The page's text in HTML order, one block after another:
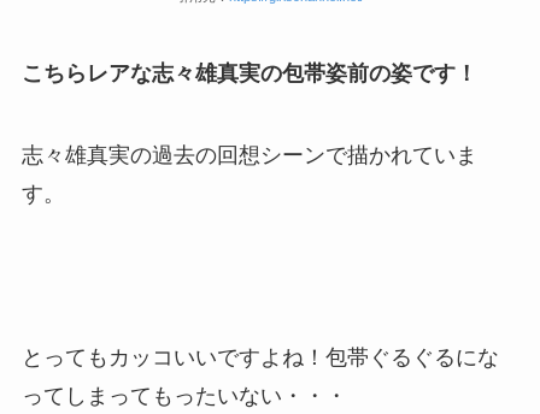
こちらレアな志々雄真実の包帯姿前の姿です！
志々雄真実の過去の回想シーンで描かれていま
す。
とってもカッコいいですよね！包帯ぐるぐるにな
ってしまってもったいない・・・